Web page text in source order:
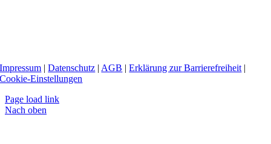
Impressum |Datenschutz | AGB |Erklärung zur Barrierefreiheit |
Cookie-Einstellungen
Page load link
Nach oben